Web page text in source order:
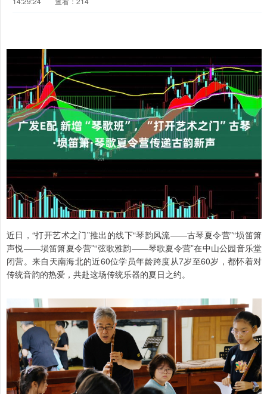
近日，“打开艺术之门”推出的线下“琴韵风流——古琴夏令营”“埙笛箫
声悦——埙笛箫夏令营”“弦歌雅韵——琴歌夏令营”在中山公园音乐堂
闭营。来自天南海北的近60位学员年龄跨度从7岁至60岁，都怀着对
传统音韵的热爱，共赴这场传统乐器的夏日之约。